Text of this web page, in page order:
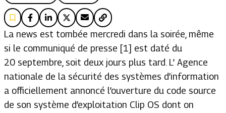
La news est tombée mercredi dans la soirée, même
si le communiqué de presse [1] est daté du
20 septembre, soit deux jours plus tard. L’ Agence
nationale de la sécurité des systèmes d’information
a officiellement annoncé l’ouverture du code source
de son système d’exploitation Clip OS dont on